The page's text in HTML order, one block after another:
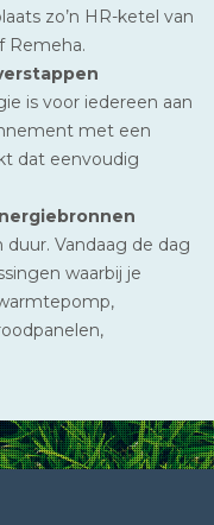
zo’n HR-ketel van
Remeha.
is voor iedereen aan
met een
dat eenvoudig
Vandaag de dag
waarbij je